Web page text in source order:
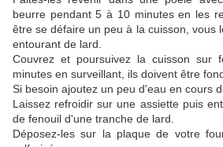
beurre pendant 5 à 10 minutes en les
être se défaire un peu à la cuisson, vous
entourant de lard.
Couvrez et poursuivez la cuisson sur
minutes en surveillant, ils doivent être
Si besoin ajoutez un peu d'eau en cours
Laissez refroidir sur une assiette puis
de fenouil d'une tranche de lard.
Déposez-les sur la plaque de votre